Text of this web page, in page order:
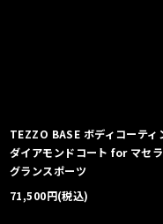
TEZZO BASE ボディコーティ
ダイアモンドコート for マセ
グランスポーツ
71,500円(税込)